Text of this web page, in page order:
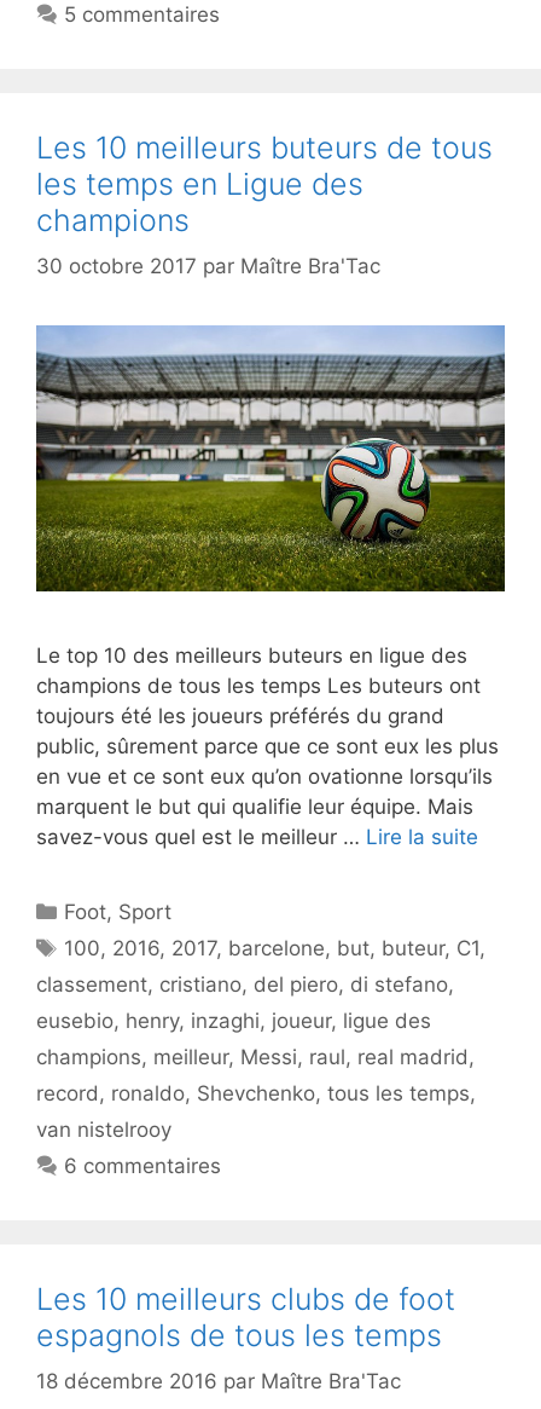
5 commentaires
Les 10 meilleurs buteurs de tous
les temps en Ligue des
champions
30 octobre 2017 par Maître Bra'Tac
Le top 10 des meilleurs buteurs en ligue des
champions de tous les temps Les buteurs ont
toujours été les joueurs préférés du grand
public, sûrement parce que ce sont eux les plus
en vue et ce sont eux qu’on ovationne lorsqu’ils
marquent le but qui qualifie leur équipe. Mais
savez-vous quel est le meilleur … Lire la suite
Catégories
Foot, Sport
Étiquettes
100, 2016, 2017, barcelone, but, buteur, C1,
classement, cristiano, del piero, di stefano,
eusebio, henry, inzaghi, joueur, ligue des
champions, meilleur, Messi, raul, real madrid ,
record , ronaldo, Shevchenko, tous les temps,
van nistelrooy
6 commentaires
Les 10 meilleurs clubs de foot
espagnols de tous les temps
18 décembre 2016 par Maître Bra'Tac